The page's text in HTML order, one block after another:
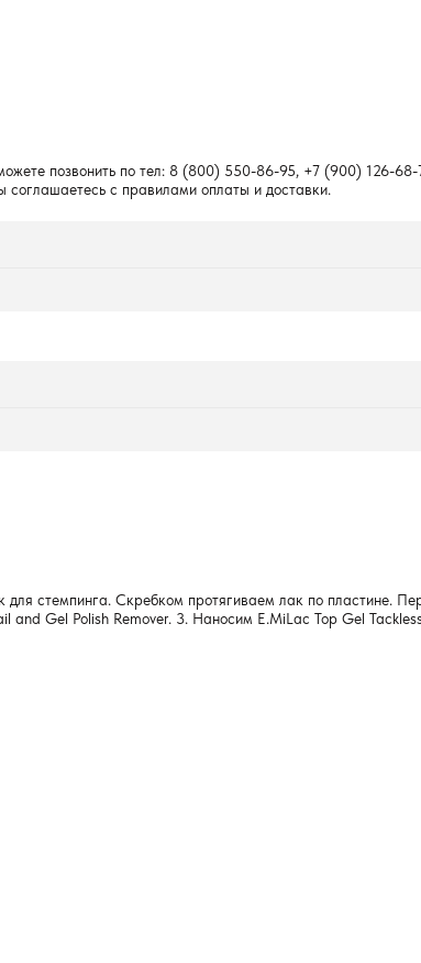
позвонить по тел: 8 (800) 550-86-95, +7 (900) 126-68-
с правилами оплаты и доставки.
стемпинга. Скребком протягиваем лак по пластине.
Gel Polish Remover. 3. Наносим E.MiLac Top Gel